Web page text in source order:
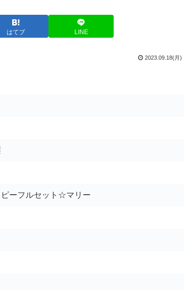
はてブ LINE
2023.09.18(月)
ーフルセット☆マリー